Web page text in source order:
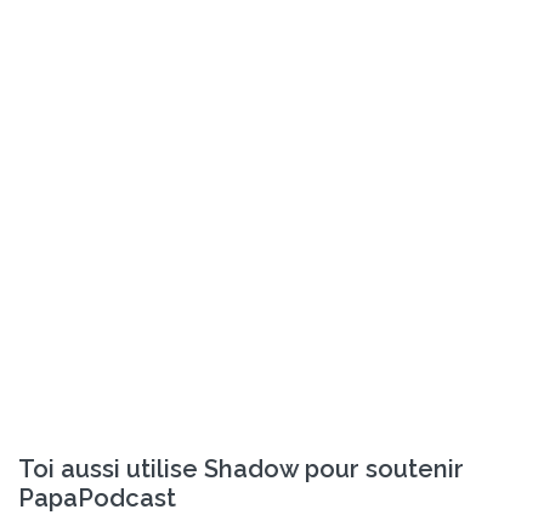
Toi aussi utilise Shadow pour soutenir
PapaPodcast